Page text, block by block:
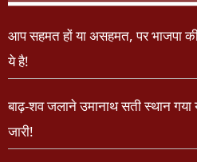
आप सहमत हों या असहमत, पर भाजपा
ये है!
बाढ़-शव जलाने उमानाथ सती स्थान
जारी!